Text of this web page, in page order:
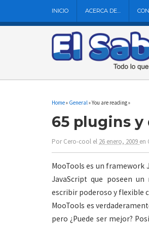
INICIO ACERCA DE…
Home» General» You are reading »
65 plugins y
PorCero-cool el 26 enero, 2009 en
MooTools es un framework
JavaScript que poseen
escribir poderoso y flexible
MooTools es
pero ¿Puede ser mejor?